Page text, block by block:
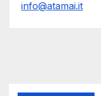
info@atamai.it